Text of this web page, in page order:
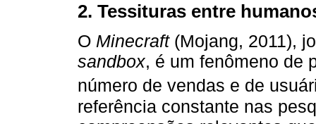
2. Tessituras entre
O Minecraft(Mojang, 2011),
sandbox, é um fenômeno de
número de vendas e de
referência constante nas